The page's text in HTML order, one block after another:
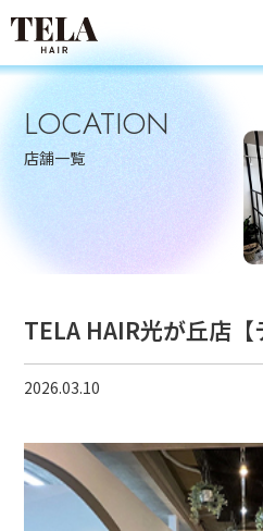
LOCATION
店舗一覧
TELA HAIR光が丘店【
2026.03.10